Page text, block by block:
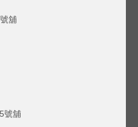
舖
號舖